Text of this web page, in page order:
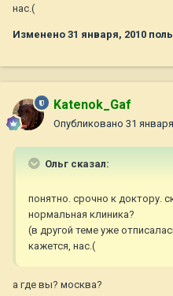
нас.(
Изменено 31 января, 2010
Katenok_Gaf
Опубликовано 31
Ольг сказал:
понятно. срочно к доктору.
нормальная клиника?
(в другой теме уже
кажется, нас.(
а где вы? москва?